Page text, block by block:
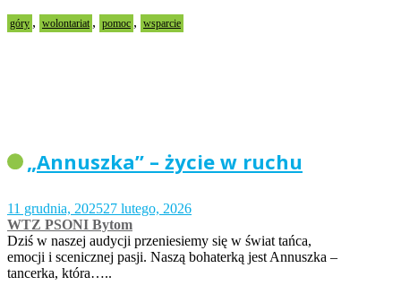
góry , wolontariat , pomoc , wsparcie
„Annuszka” – życie w ruchu
11 grudnia, 202527 lutego, 2026
WTZ PSONI Bytom
Dziś w naszej audycji przeniesiemy się w świat tańca,
emocji i scenicznej pasji. Naszą bohaterką jest Annuszka –
tancerka, która…..